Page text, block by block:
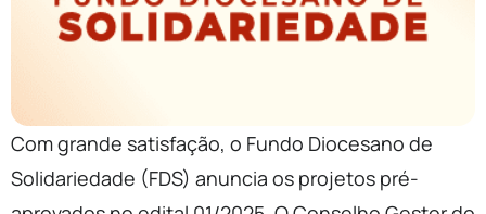
Com grande satisfação, o Fundo Diocesano de
Solidariedade (FDS) anuncia os projetos pré-